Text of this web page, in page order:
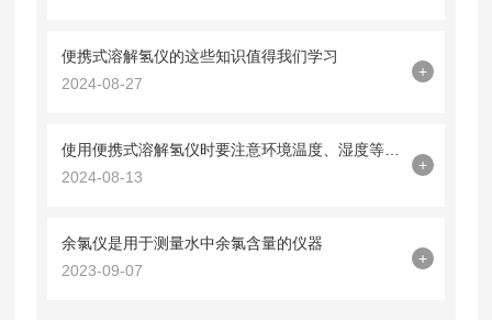
便携式溶解氢仪的这些知识值得我们学习
2024-08-27
+
2024-08-13
+
余氯仪是用于测量水中余氯含量的仪器
2023-09-07
+